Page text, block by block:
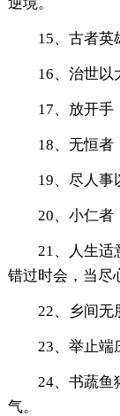
15、古者英
16、治世以
17、放开手
18、无恒者
19、尽人事
20、小仁者
21、人生适
错过时会，当尽
22、乡间无
23、举止端
24、书蔬鱼
气。